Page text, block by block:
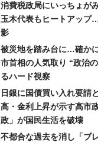
消費税政局にいっちょが
玉木代表もヒートアップ
影
被災地を踏み台に…確か
市首相の人気取り “政治
るハード視察
日銀に国債買い入れ要請
高・金利上昇が示す高市
政」が国民生活を破壊
不都合な過去を消し「ブ